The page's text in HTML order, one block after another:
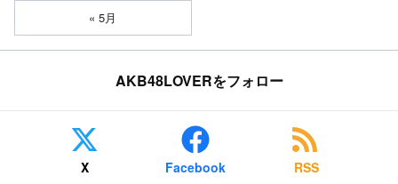
« 5月
AKB48LOVERをフォロー
X Facebook RSS